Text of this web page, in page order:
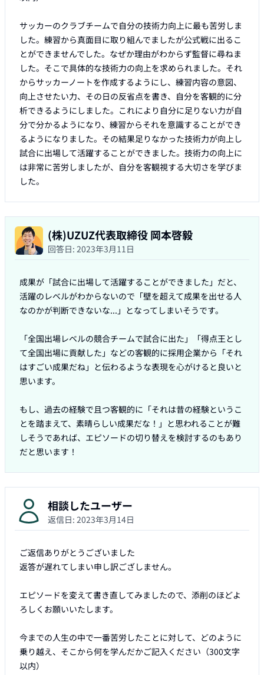
サッカーのクラブチームで自分の技術力向上に最も苦労しま
した。練習から真面目に取り組んでましたが公式戦に出るこ
とができませんでした。なぜか理由がわからず監督に尋ねま
した。そこで具体的な技術力の向上を求められました。それ
からサッカーノートを作成するようにし、練習内容の意図、
向上させたい力、その日の反省点を書き、自分を客観的に分
析できるようにしました。これにより自分に足りない力が自
分で分かるようになり、練習からそれを意識することができ
るようになりました。その結果足りなかった技術力が向上し
試合に出場して活躍することができました。技術力の向上に
は非常に苦労しましたが、自分を客観視する大切さを学びま
(株)UZUZ代表取締役 岡本啓毅
回答日: 2023年3月11日
成果が「試合に出場して活躍することができました」だと、
活躍のレベルがわからないので「壁を超えて成果を出せる人
なのかが判断できないな...」となってしまいそうです。
「全国出場レベルの競合チームで試合に出た」「得点王とし
て全国出場に貢献した」などの客観的に採用企業から「それ
はすごい成果だね」と伝わるような表現を心がけると良いと
思います。
もし、過去の経験で且つ客観的に「それは昔の経験というこ
とを踏まえて、素晴らしい成果だな！」と思われることが難
しそうであれば、エピソードの切り替えを検討するのもあり
だと思います！
相談したユーザー
返信日: 2023年3月14日
ご返信ありがとうございました
返答が遅れてしまい申し訳ござしません。
エピソードを変えて書き直してみましたので、添削のほどよ
ろしくお願いいたします。
今までの人生の中で一番苦労したことに対して、どのように
乗り越え、そこから何を学んだかご記入ください（300文字
以内）